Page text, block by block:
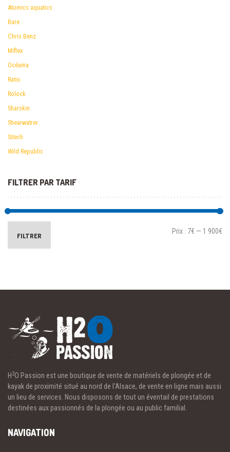
Atomics aquatics
Bare
Chris Benz
Miflex
Océama
Ratio
Rolock
Sharskin
Shearwatrer
Sitech
Wild Republic
FILTRER PAR TARIF
FILTRER
Prix : 7€ — 1 900€
H 2O Passion est une boutique de vente de matériels de plongée et de
kayak de proximité situé au nord de l'Alsace, de vente en ligne mais aussi
un lieu de services. Nous disposons de tout un éventail de prestations
destinées aux passionnés de la plongée ou au public familial.
NAVIGATION